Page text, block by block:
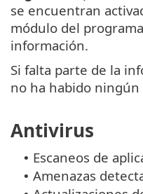
se encuentran
módulo del
información.
Si falta parte de la
no ha habido ningún
Antivirus
• Escaneos de
• Amenazas